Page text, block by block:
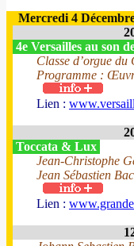
Mercredi 4
4e Versailles au son
Classe d’orgue
Programme :
Lien :
Toccata & Lux
Jean-Christophe
Jean Sébastien
Lien :